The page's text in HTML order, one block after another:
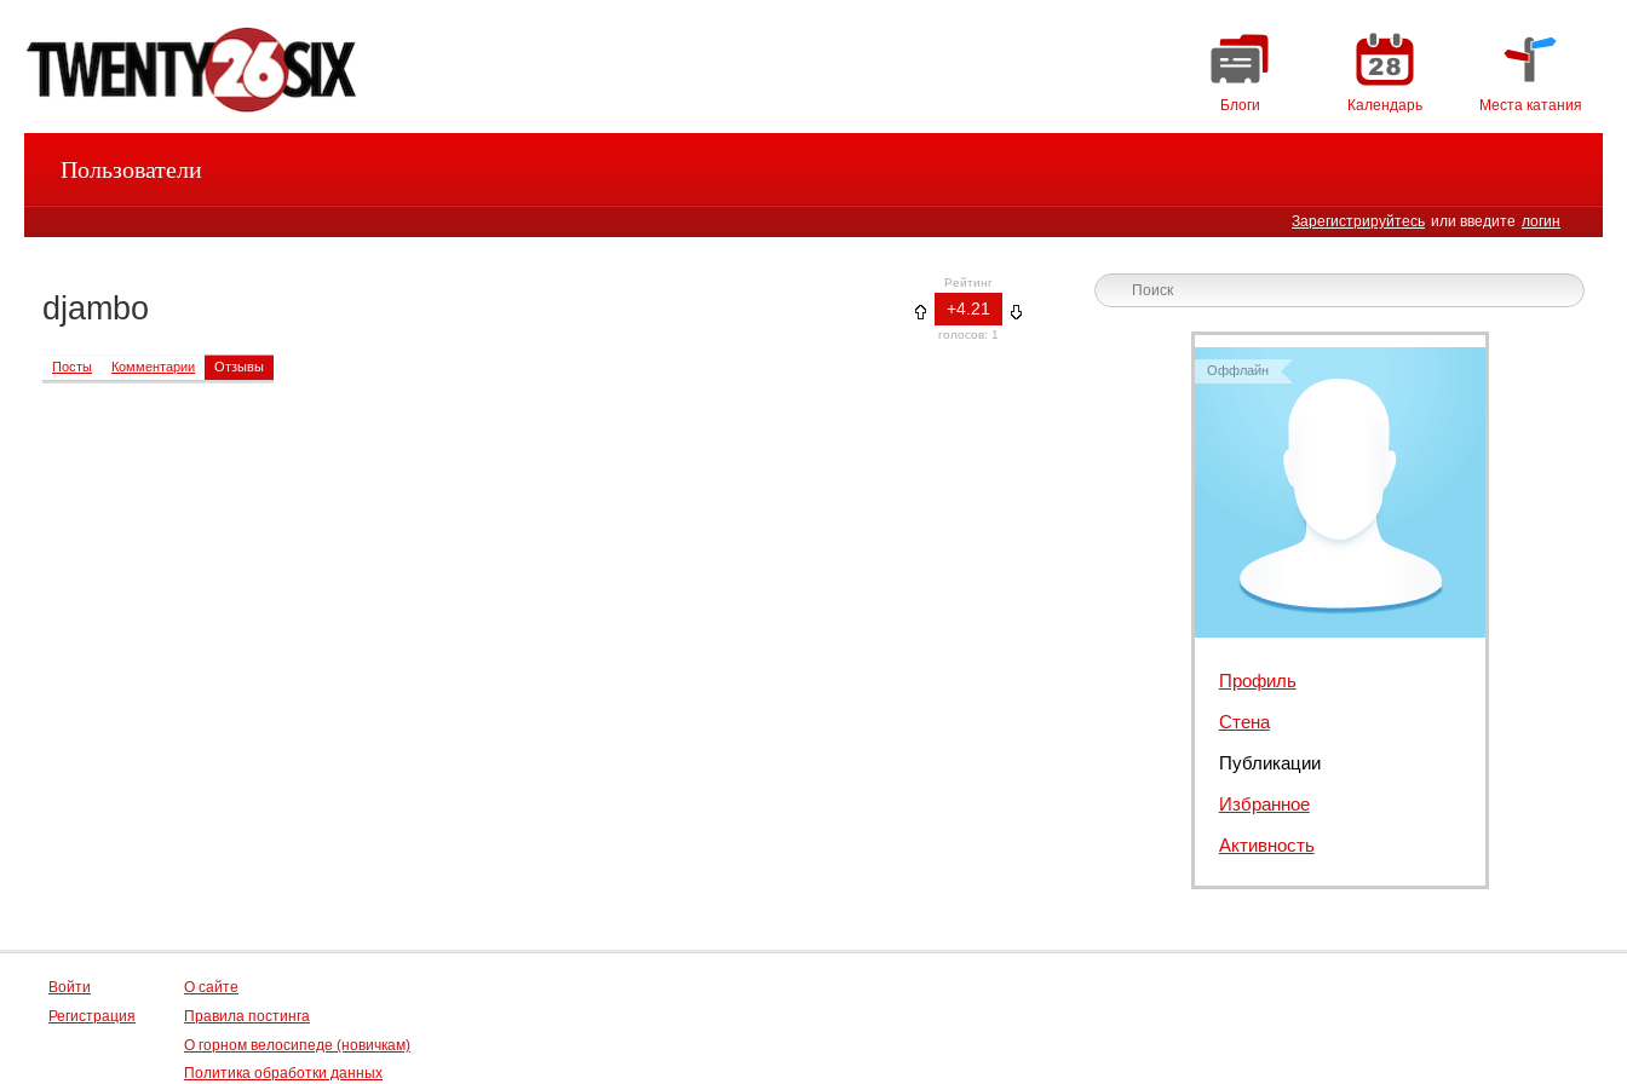
Блоги Календарь Места катания
Зарегистрируйтесь или введите логин
Пользователи
Рейтинг
+4.21
голосов: 1
djambo
Посты Комментарии Отзывы Оффлайн
Профиль
Стена
Публикации
Избранное
Активность
Войти
Регистрация
О сайте
Правила постинга
О горном велосипеде (новичкам)
Политика обработки данных